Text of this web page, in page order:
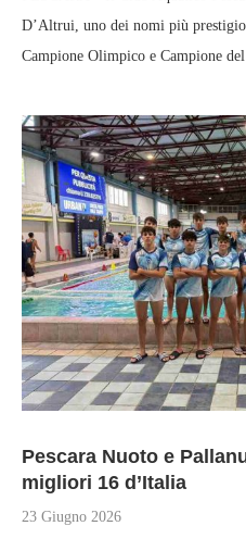
D’Altrui, uno dei nomi più
Campione Olimpico e Campione
Pescara Nuoto e
migliori 16 d’Italia
23 Giugno 2026